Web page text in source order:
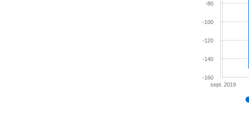
sept. 2019
-160
-140
-120
-100
-80